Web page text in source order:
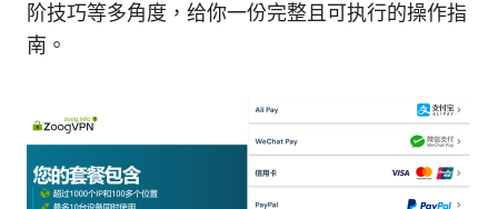
阶技巧等多角度，给你一份完整且可执行的操作指
南。